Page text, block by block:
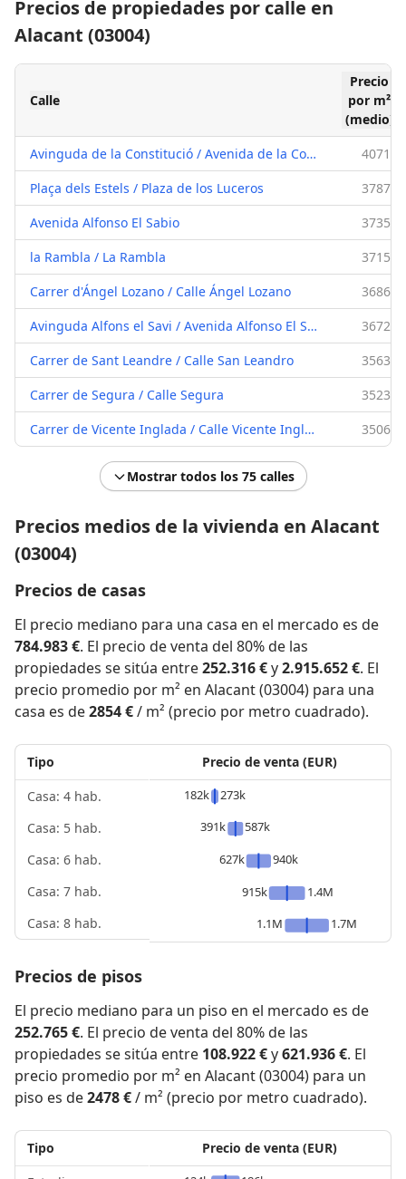
Precios de propiedades por calle en
Alacant (03004)
Calle
Precio
por m²
(medio)
Avinguda de la Constitució / Avenida de la Constitución
4071 €
Plaça dels Estels / Plaza de los Luceros
3787 €
Avenida Alfonso El Sabio
3735 €
la Rambla / La Rambla
3715 €
Carrer d'Ángel Lozano / Calle Ángel Lozano
3686 €
Avinguda Alfons el Savi / Avenida Alfonso El Sabio
3672 €
Carrer de Sant Leandre / Calle San Leandro
3563 €
Carrer de Segura / Calle Segura
3523 €
Carrer de Vicente Inglada / Calle Vicente Inglada
3506 €
Mostrar todos los 75 calles
Precios medios de la vivienda en Alacant
(03004)
Precios de casas
El precio mediano para una casa en el mercado es de
784.983 €. El precio de venta del 80% de las
propiedades se sitúa entre252.316 €y2.915.652 €. El
precio promedio por m² en Alacant (03004) para una
casa es de2854 €/ m² (precio por metro cuadrado).
Tipo
Casa: 4 hab.
Casa: 5 hab.
Casa: 6 hab.
Casa: 7 hab.
Casa: 8 hab.
Precio de venta (EUR)
182k
273k
391k
587k
627k
940k
915k
1.4M
1.1M
1.7M
Precios de pisos
El precio mediano para un piso en el mercado es de
252.765 €. El precio de venta del 80% de las
propiedades se sitúa entre 108.922 €y621.936 €. El
precio promedio por m² en Alacant (03004) para un
piso es de2478 €/ m² (precio por metro cuadrado).
Tipo
Precio de venta (EUR)